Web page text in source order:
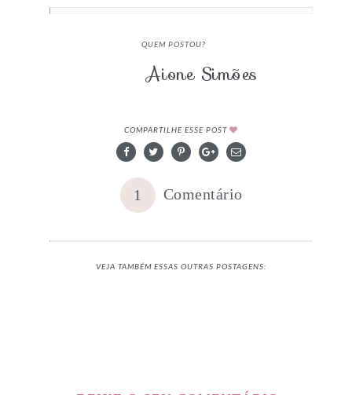
QUEM POSTOU?
Aione Simões
COMPARTILHE ESSE POST
1 Comentário
VEJA TAMBÉM ESSAS OUTRAS POSTAGENS: